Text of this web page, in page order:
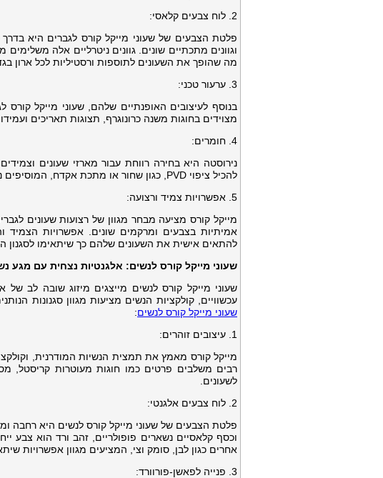
2. לוח צבעים קלאסי:
פלטת הצבעים של שעוני מייקל קורס לגברים היא
וגוונים מתכתיים שונים. גוונים ניטרליים אלה
מה שהופך את השעונים לתוספות ורסטיליות לכל ארון
3. ערעור טכני:
בנוסף לעיצובים האופנתיים שלהם, שעוני מייקל קורס
מצוידים בחוגות משנה כרונוגרף, תצוגות תאריכים
4. חומרים:
נירוסטה היא בחירה רווחת עבור מארזי שעונים
להכיל ציפוי PVD, כגון שחור או מתכת אקדח, המוסיפים נופך עכשווי לשעונים.
5. אפשרויות צמיד ורצועה:
מייקל קורס מציעה מבחר מגוון של רצועות שעונים
אמיתיות בצבעים ומרקמים שונים. אפשרויות הצמיד
להתאים אישית את השעונים שלהם כך שיתאימו לסגנון
שעוני מייקל קורס לנשים: אלגנטיות נצחית עם מגע
שעוני מייקל קורס לנשים מייצגים מיזוג שובה לב של
עכשוויים, קולקציות הנשים מציעות מגוון סגנונות
שעוני מייקל קורס לנשים:
1. עיצובים זוהרים:
מייקל קורס מאמץ את תמצית הנשיות המודרנית,
רבים משלבים פרטים כמו חוגות מעוטרות קריסטל,
לשעונים.
2. לוח צבעים אלגנטי:
פלטת הצבעים של שעוני מייקל קורס לנשים היא רחבה
וכסף קלאסיים נשארים פופולריים, זהב ורד הוא צבע
אחרים כגון לבן, סומק וצי, המציעים מגוון אפשרויות
3. פנייה לפאשן-פורוורד: